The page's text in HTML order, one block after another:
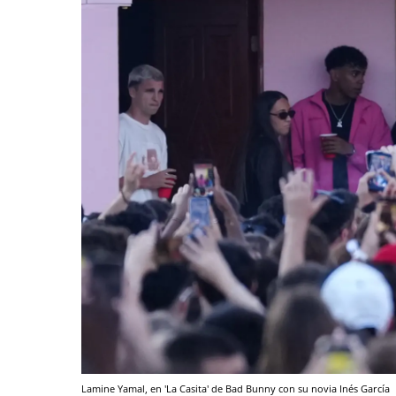
Lamine Yamal, en 'La Casita' de Bad Bunny con su novia Inés García